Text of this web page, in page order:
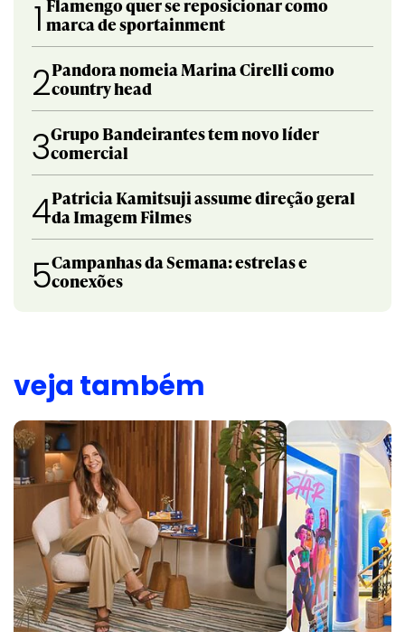
1 Flamengo quer se reposicionar como
marca de sportainment
2Pandora nomeia Marina Cirelli como
country head
3Grupo Bandeirantes tem novo líder
comercial
4Patricia Kamitsuji assume direção geral
da Imagem Filmes
5Campanhas da Semana: estrelas e
conexões
veja também